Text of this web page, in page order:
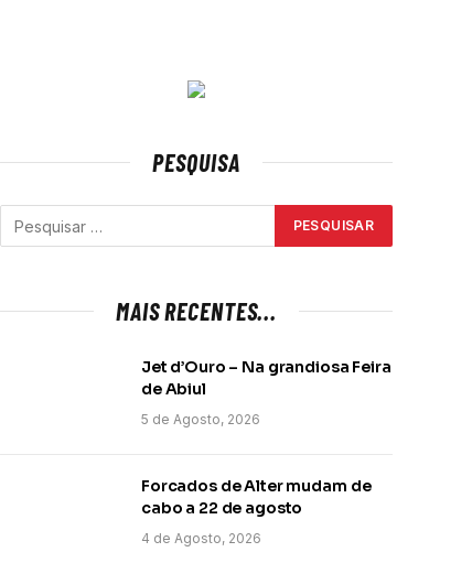
PESQUISA
MAIS RECENTES...
Jet d’Ouro – Na grandiosa Feira
de Abiul
5 de Agosto, 2026
Forcados de Alter mudam de
cabo a 22 de agosto
4 de Agosto, 2026